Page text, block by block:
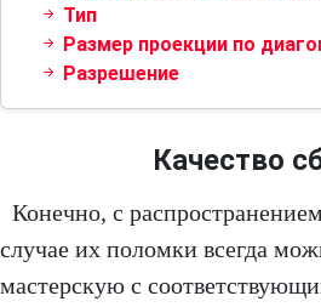
Тип
Размер проекции по
Разрешение
Качество
Конечно, с
случае их поломки всегда
мастерскую с